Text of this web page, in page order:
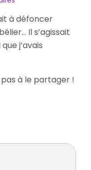
PLV
Final
Fantasy
XIII
à défoncer
Il s’agissait
j’avais
à le partager !